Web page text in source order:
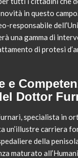
in questo
responsabile
una gamma di
di protesi
e
Dottor
specialista in
un’illustre carriera
della
maturato